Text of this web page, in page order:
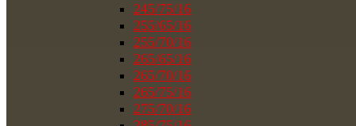
245/75/16
255/65/16
255/70/16
265/65/16
265/70/16
265/75/16
275/70/16